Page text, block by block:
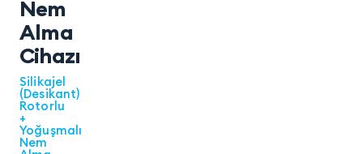
Nem
Alma
Cihazı
Silikajel
(Desikant)
Rotorlu
+
Yoğuşmalı
Nem